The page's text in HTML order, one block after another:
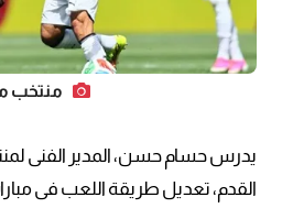
منتخب
يدرس حسام حسن، المدير الفنى
القدم، تعديل طريقة اللعب فى مباراة